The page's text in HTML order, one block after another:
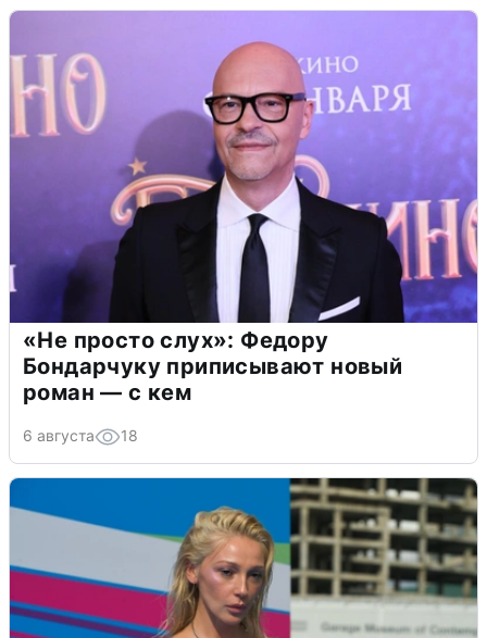
«Не просто слух»: Федору
Бондарчуку приписывают новый
роман — с кем
6 августа 18